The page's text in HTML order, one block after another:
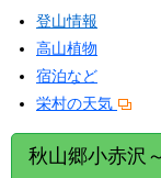
登山情報
高山植物
宿泊など
栄村の天気
秋山郷小赤沢